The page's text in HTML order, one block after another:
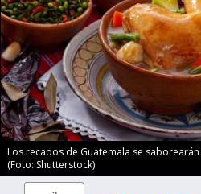
Los recados de Guatemala se
(Foto: Shutterstock)